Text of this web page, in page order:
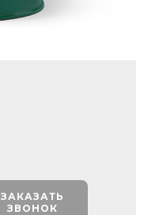
ЗАКАЗАТЬ
ЗВОНОК